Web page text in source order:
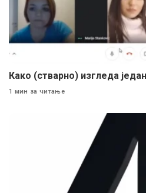
Како (стварно) изгледа
1 мин за читање